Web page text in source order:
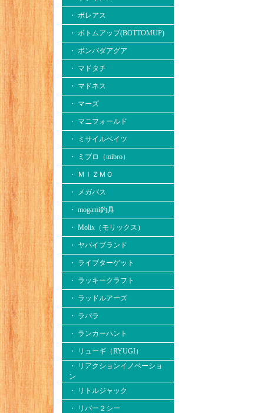
・ ボレアス
・ ボトムアップ(BOTTOMUP)
・ ボンバダアグア
・ マドタチ
・ マドネス
・ マーズ
・ マニフォールド
・ ミサイルベイツ
・ ミブロ（mibro）
・ ＭＩＺＭＯ
・ メガバス
・ mogami釣具
・ Molix（モリックス）
・ ヤバイブランド
・ ライブターゲット
・ ラッキークラフト
・ ラッドルアーズ
・ ラパラ
・ ランカーハント
・ リューギ（RYUGI）
・ リアクションイノベーショ
ン
・ リトルジャック
・ リバー２シー